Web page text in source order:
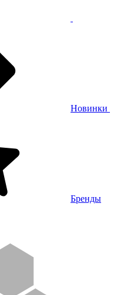
Новинки
Бренды